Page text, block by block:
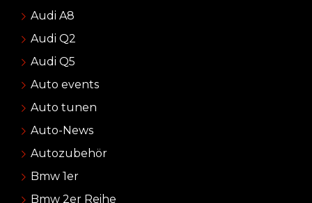
Audi A8
Audi Q2
Audi Q5
Auto events
Auto tunen
Auto-News
Autozubehör
Bmw 1er
Bmw 2er Reihe